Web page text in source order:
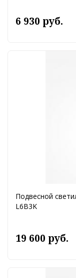
6 930 руб.
Подвесной
L6B3K
19 600 руб.